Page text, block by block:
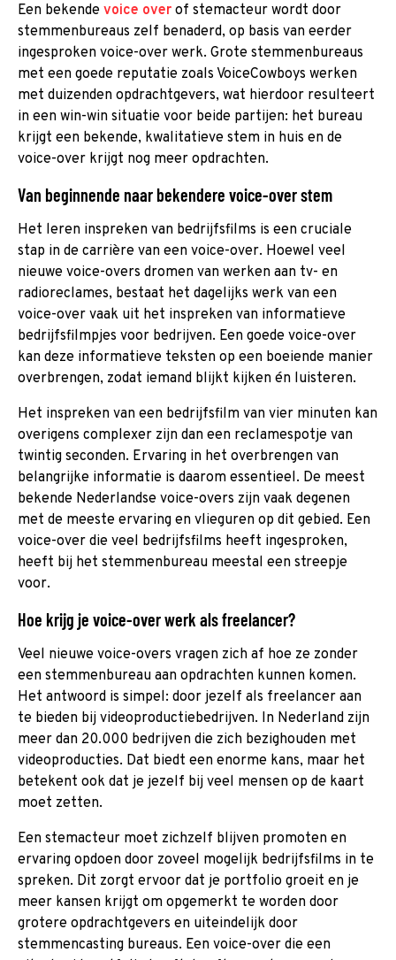
Een bekende voice over of stemacteur wordt door
stemmenbureaus zelf benaderd, op basis van eerder
ingesproken voice-over werk. Grote stemmenbureaus
met een goede reputatie zoals VoiceCowboys werken
met duizenden opdrachtgevers, wat hierdoor resulteert
in een win-win situatie voor beide partijen: het bureau
krijgt een bekende, kwalitatieve stem in huis en de
voice-over krijgt nog meer opdrachten.
Van beginnende naar bekendere voice-over stem
Het leren inspreken van bedrijfsfilms is een cruciale
stap in de carrière van een voice-over. Hoewel veel
nieuwe voice-overs dromen van werken aan tv- en
radioreclames, bestaat het dagelijks werk van een
voice-over vaak uit het inspreken van informatieve
bedrijfsfilmpjes voor bedrijven. Een goede voice-over
kan deze informatieve teksten op een boeiende manier
overbrengen, zodat iemand blijkt kijken én luisteren.
Het inspreken van een bedrijfsfilm van vier minuten kan
overigens complexer zijn dan een reclamespotje van
twintig seconden. Ervaring in het overbrengen van
belangrijke informatie is daarom essentieel. De meest
bekende Nederlandse voice-overs zijn vaak degenen
met de meeste ervaring en vlieguren op dit gebied. Een
voice-over die veel bedrijfsfilms heeft ingesproken,
heeft bij het stemmenbureau meestal een streepje
voor.
Hoe krijg je voice-over werk als freelancer?
Veel nieuwe voice-overs vragen zich af hoe ze zonder
een stemmenbureau aan opdrachten kunnen komen.
Het antwoord is simpel: door jezelf als freelancer aan
te bieden bij videoproductiebedrijven. In Nederland zijn
meer dan 20.000 bedrijven die zich bezighouden met
videoproducties. Dat biedt een enorme kans, maar het
betekent ook dat je jezelf bij veel mensen op de kaart
moet zetten.
Een stemacteur moet zichzelf blijven promoten en
ervaring opdoen door zoveel mogelijk bedrijfsfilms in te
spreken. Dit zorgt ervoor dat je portfolio groeit en je
meer kansen krijgt om opgemerkt te worden door
grotere opdrachtgevers en uiteindelijk door
stemmencasting bureaus. Een voice-over die een